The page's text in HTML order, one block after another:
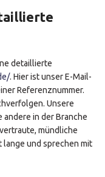
detaillierte
. Hier ist unser E-Mail-
Referenznummer.
Unsere
in der Branche
mündliche
lange und sprechen mit